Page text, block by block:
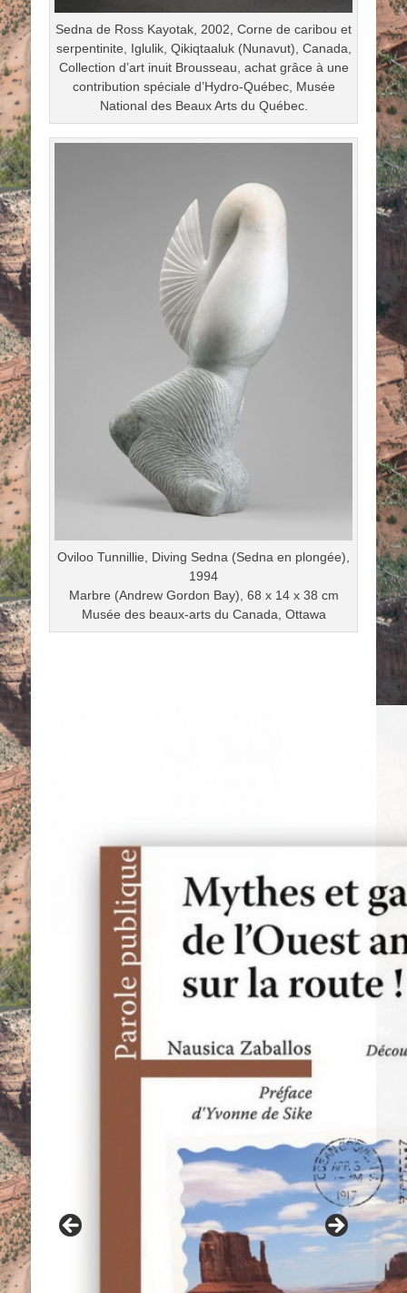
Sedna de Ross Kayotak, 2002, Corne de caribou et
serpentinite, Iglulik, Qikiqtaaluk (Nunavut), Canada,
Collection d’art inuit Brousseau, achat grâce à une
contribution spéciale d’Hydro-Québec, Musée
National des Beaux Arts du Québec.
Oviloo Tunnillie, Diving Sedna (Sedna en plongée),
1994
Marbre (Andrew Gordon Bay), 68 x 14 x 38 cm
Musée des beaux-arts du Canada, Ottawa